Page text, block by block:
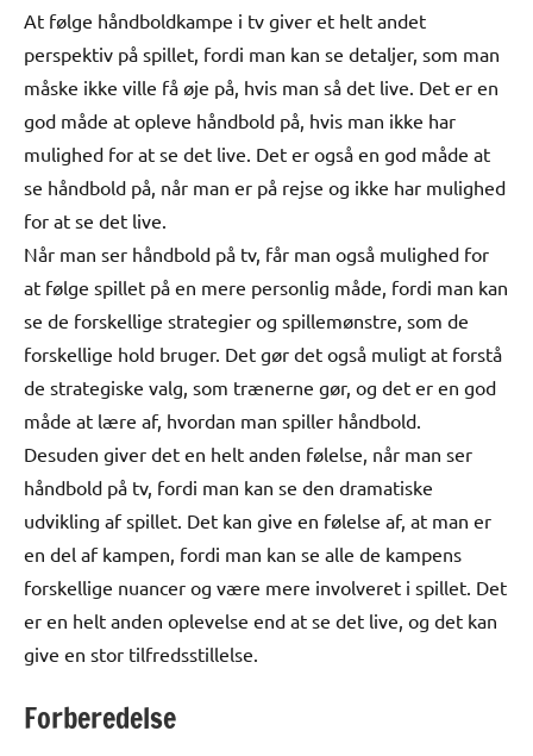
At følge håndboldkampe i tv giver et helt andet
perspektiv på spillet, fordi man kan se detaljer, som man
måske ikke ville få øje på, hvis man så det live. Det er en
god måde at opleve håndbold på, hvis man ikke har
mulighed for at se det live. Det er også en god måde at
se håndbold på, når man er på rejse og ikke har mulighed
for at se det live.
Når man ser håndbold på tv, får man også mulighed for
at følge spillet på en mere personlig måde, fordi man kan
se de forskellige strategier og spillemønstre, som de
forskellige hold bruger. Det gør det også muligt at forstå
de strategiske valg, som trænerne gør, og det er en god
måde at lære af, hvordan man spiller håndbold.
Desuden giver det en helt anden følelse, når man ser
håndbold på tv, fordi man kan se den dramatiske
udvikling af spillet. Det kan give en følelse af, at man er
en del af kampen, fordi man kan se alle de kampens
forskellige nuancer og være mere involveret i spillet. Det
er en helt anden oplevelse end at se det live, og det kan
give en stor tilfredsstillelse.
Forberedelse